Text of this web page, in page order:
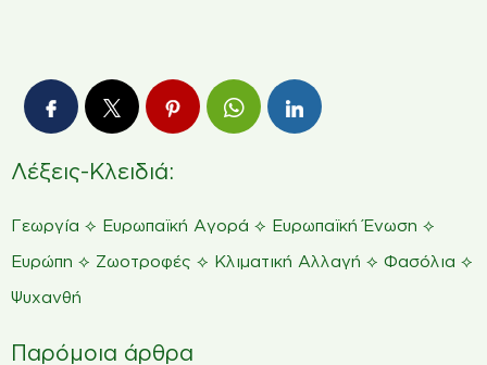
Λέξεις-Κλειδιά:
Γεωργία ⟡ Ευρωπαϊκή Αγορά ⟡ Ευρωπαϊκή Ένωση ⟡
Ευρώπη ⟡ Ζωοτροφές ⟡ Κλιματική Αλλαγή ⟡ Φασόλια ⟡
Ψυχανθή
Παρόμοια άρθρα